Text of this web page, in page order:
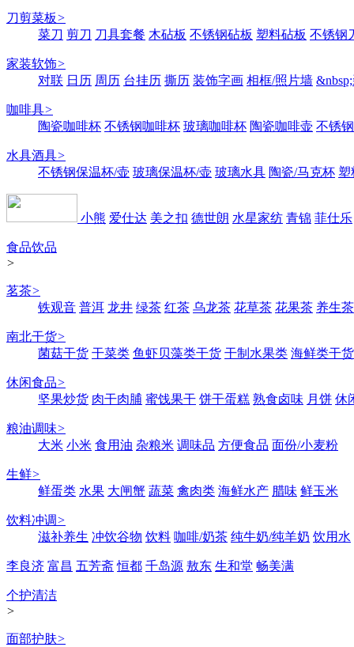
刀剪菜板>
菜刀 剪刀 刀具套餐 木砧板 不锈钢砧板 塑料砧板 不锈钢
家装软饰>
对联 日历 周历 台挂历 撕历 装饰字画 相框/照片墙
咖啡具>
陶瓷咖啡杯 不锈钢咖啡杯 玻璃咖啡杯 陶瓷咖啡壶 不锈
水具酒具>
不锈钢保温杯/壶 玻璃保温杯/壶 玻璃水具 陶瓷/马克杯 塑
小熊 爱仕达 美之扣 德世朗 水星家纺 青锦 菲仕乐
食品饮品
>
茗茶>
铁观音 普洱 龙井 绿茶 红茶 乌龙茶 花草茶 花果茶 养生茶
南北干货>
菌菇干货 干菜类 鱼虾贝藻类干货 干制水果类 海鲜类干货
休闲食品>
坚果炒货 肉干肉脯 蜜饯果干 饼干蛋糕 熟食卤味 月饼 休
粮油调味>
大米 小米 食用油 杂粮米 调味品 方便食品 面份/小麦粉
生鲜>
鲜蛋类 水果 大闸蟹 蔬菜 禽肉类 海鲜水产 腊味 鲜玉米
饮料冲调>
滋补养生 冲饮谷物 饮料 咖啡/奶茶 纯牛奶/纯羊奶 饮用水
李良济 富昌 五芳斋 恒都 千岛源 敖东 生和堂 畅美满
个护清洁
>
面部护肤>